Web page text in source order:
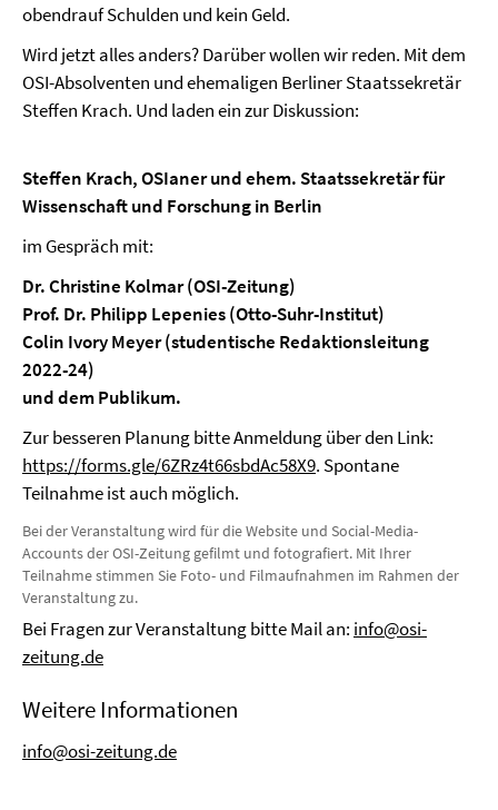
obendrauf Schulden und kein Geld.
Wird jetzt alles anders? Darüber wollen wir reden. Mit dem
OSI-Absolventen und ehemaligen Berliner Staatssekretär
Steffen Krach. Und laden ein zur Diskussion:
Steffen Krach, OSIaner und ehem. Staatssekretär für
Wissenschaft und Forschung in Berlin
im Gespräch mit:
Dr. Christine Kolmar (OSI-Zeitung)
Prof. Dr. Philipp Lepenies (Otto-Suhr-Institut)
Colin Ivory Meyer (studentische Redaktionsleitung
2022-24)
und dem Publikum.
Zur besseren Planung bitte Anmeldung über den Link:
https://forms.gle/6ZRz4t66sbdAc58X9. Spontane
Teilnahme ist auch möglich.
Bei der Veranstaltung wird für die Website und Social-Media-
Accounts der OSI-Zeitung gefilmt und fotografiert. Mit Ihrer
Teilnahme stimmen Sie Foto- und Filmaufnahmen im Rahmen der
Veranstaltung zu.
Bei Fragen zur Veranstaltung bitte Mail an: info@osi-
zeitung.de
Weitere Informationen
info@osi-zeitung.de